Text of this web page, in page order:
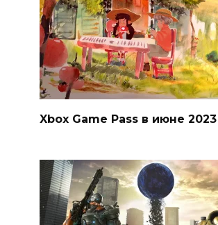
Xbox Game Pass в июне 2023